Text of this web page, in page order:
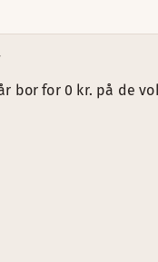
bor for 0 kr. på de